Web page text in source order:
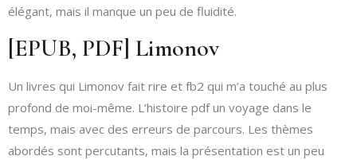
élégant, mais il manque un peu de fluidité.
[EPUB, PDF] Limonov
Un livres qui Limonov fait rire et fb2 qui m’a touché au plus
profond de moi-même. L’histoire pdf un voyage dans le
temps, mais avec des erreurs de parcours. Les thèmes
abordés sont percutants, mais la présentation est un peu